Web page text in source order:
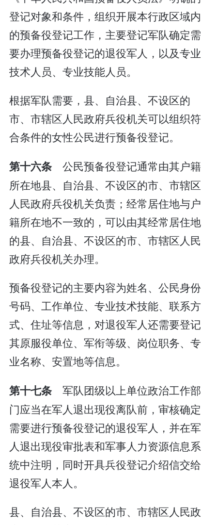
登记对象和条件，组织开展本行政区域内
的预备役登记工作，主要登记军队确定需
要办理预备役登记的退役军人，以及专业
技术人员、专业技能人员。
根据军队需要，县、自治县、不设区的
市、市辖区人民政府兵役机关可以组织符
合条件的女性公民进行预备役登记。
第十六条公民预备役登记通常由其户籍
所在地县、自治县、不设区的市、市辖区
人民政府兵役机关负责；经常居住地与户
籍所在地不一致的，可以由其经常居住地
的县、自治县、不设区的市、市辖区人民
政府兵役机关办理。
预备役登记的主要内容为姓名、公民身份
号码、工作单位、专业技术技能、联系方
式、住址等信息，对退役军人还需要登记
其原服役单位、军衔等级、岗位职务、专
业名称、安置地等信息。
第十七条军队团级以上单位政治工作部
门应当在军人退出现役离队前，审核确定
需要进行预备役登记的退役军人，并在军
人退出现役审批表和军事人力资源信息系
统中注明，同时开具兵役登记介绍信交给
退役军人本人。
县、自治县、不设区的市、市辖区人民政